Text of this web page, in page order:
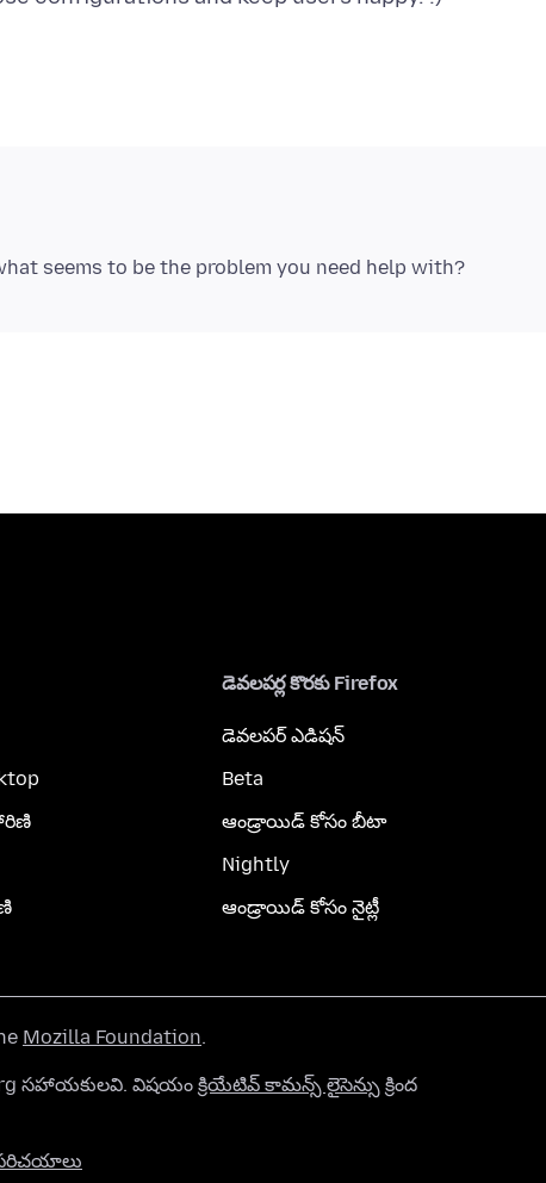
డెవలపర్ల కొరకు Firefox
డెవలపర్ ఎడిషన్
Beta
ఆండ్రాయిడ్ కోసం బీటా
Nightly
ఆండ్రాయిడ్ కోసం నైట్లీ
Mozilla Foundation.
సహాయకులవి. విషయం క్రియేటివ్ కామన్స్ లైసెన్సు క్రింద